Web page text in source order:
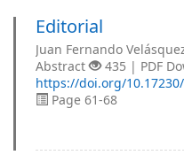
Editorial
Juan Fernando
Abstract
435 | PDF
https://doi.org/
Page 61-68